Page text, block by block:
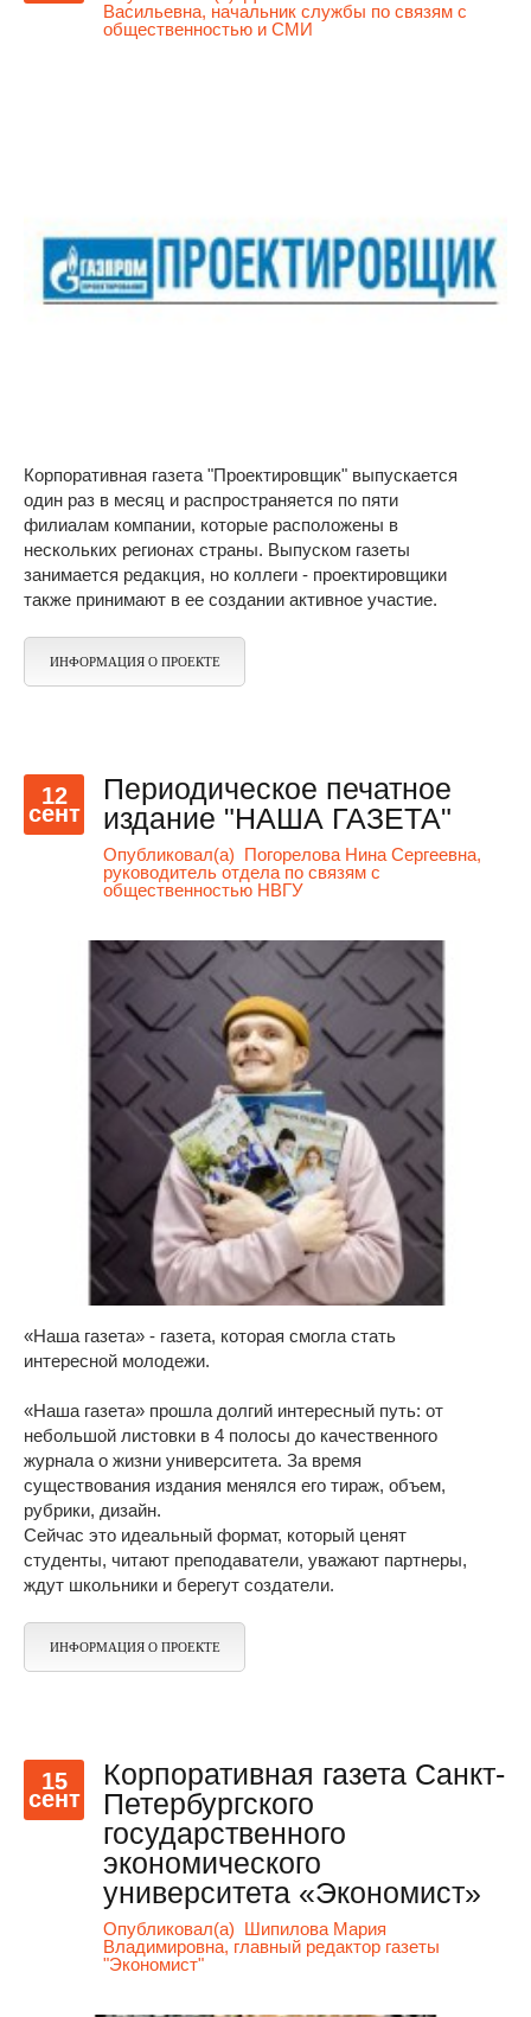
Васильевна, начальник службы по связям с
общественностью и СМИ
Корпоративная газета "Проектировщик" выпускается
один раз в месяц и распространяется по пяти
филиалам компании, которые расположены в
нескольких регионах страны. Выпуском газеты
занимается редакция, но коллеги - проектировщики
также принимают в ее создании активное участие.
ИНФОРМАЦИЯ О ПРОЕКТЕ
12
сент
Периодическое печатное
издание "НАША ГАЗЕТА"
Опубликовал(а) Погорелова Нина Сергеевна,
руководитель отдела по связям с
общественностью НВГУ
«Наша газета» - газета, которая смогла стать
интересной молодежи.
«Наша газета» прошла долгий интересный путь: от
небольшой листовки в 4 полосы до качественного
журнала о жизни университета. За время
существования издания менялся его тираж, объем,
рубрики, дизайн.
Сейчас это идеальный формат, который ценят
студенты, читают преподаватели, уважают партнеры,
ждут школьники и берегут создатели.
ИНФОРМАЦИЯ О ПРОЕКТЕ
15
сент
Корпоративная газета Санкт-
Петербургского
государственного
экономического
университета «Экономист»
Опубликовал(а) Шипилова Мария
Владимировна, главный редактор газеты
"Экономист"